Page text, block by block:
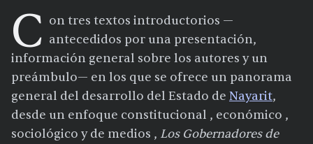
C on tres textos introductorios —
antecedidos por una presentación,
información general sobre los autores y un
preámbulo— en los que se ofrece un panorama
general del desarrollo del Estado de Nayarit,
desde un enfoque constitucional , económico ,
sociológico y de medios , Los Gobernadores de